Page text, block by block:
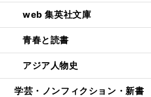
web 集英社文庫
青春と読書
アジア人物史
学芸・ノンフィクション・新書